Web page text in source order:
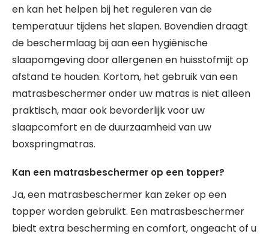
en kan het helpen bij het reguleren van de
temperatuur tijdens het slapen. Bovendien draagt
de beschermlaag bij aan een hygiënische
slaapomgeving door allergenen en huisstofmijt op
afstand te houden. Kortom, het gebruik van een
matrasbeschermer onder uw matras is niet alleen
praktisch, maar ook bevorderlijk voor uw
slaapcomfort en de duurzaamheid van uw
boxspringmatras.
Kan een matrasbeschermer op een topper?
Ja, een matrasbeschermer kan zeker op een
topper worden gebruikt. Een matrasbeschermer
biedt extra bescherming en comfort, ongeacht of u